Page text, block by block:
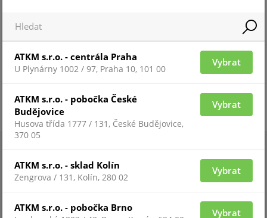
ATKM s.r.o. - centrála Praha
U Plynárny 1002 / 97, Praha 10, 101 00
Vybrat
ATKM s.r.o. - pobočka České
Budějovice
Husova třída 1777 / 131, České Budějovice,
370 05
Vybrat
ATKM s.r.o. - sklad Kolín
Zengrova / 131, Kolín, 280 02
Vybrat
ATKM s.r.o. - pobočka Brno Vybrat